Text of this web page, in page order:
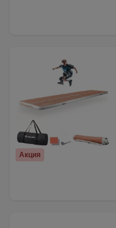
Акция